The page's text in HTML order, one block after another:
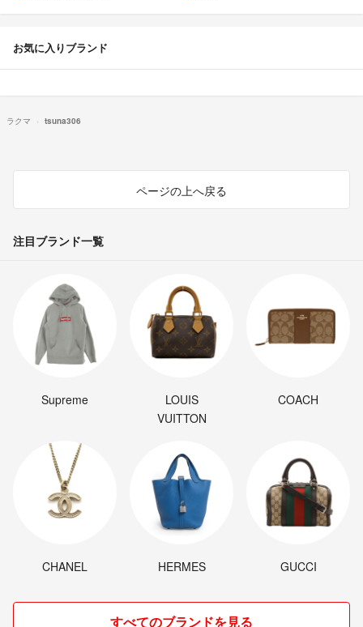
お気に入りブランド
ラクマ tsuna306
ページの上へ戻る
注目ブランド一覧
Supreme
LOUIS
VUITTON
COACH
CHANEL HERMES GUCCI
すべてのブランドを見る